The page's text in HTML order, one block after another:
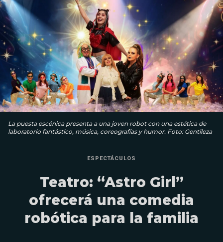
La puesta escénica presenta a una joven robot con una estética de
laboratorio fantástico, música, coreografías y humor. Foto: Gentileza
ESPECTÁCULOS
Teatro: “Astro Girl”
ofrecerá una comedia
robótica para la familia